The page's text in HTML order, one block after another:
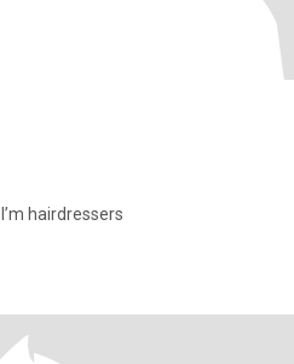
hairdressers